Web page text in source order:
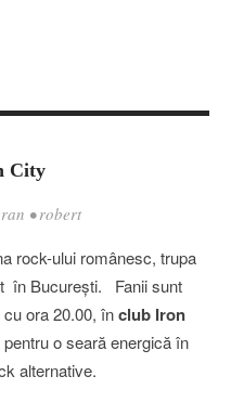
City
•robert
rock-ului românesc, trupa
în Bucureşti. Fanii sunt
ora 20.00, înclub Iron
pentru o seară energică în
alternative.